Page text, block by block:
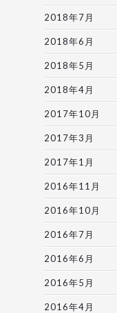
2018年7月
2018年6月
2018年5月
2018年4月
2017年10月
2017年3月
2017年1月
2016年11月
2016年10月
2016年7月
2016年6月
2016年5月
2016年4月